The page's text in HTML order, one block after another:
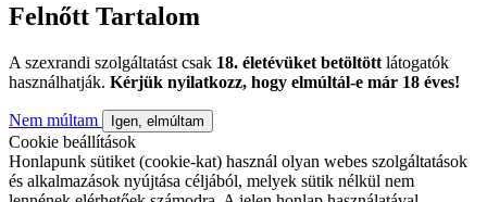
Felnőtt Tartalom
A szexrandi szolgáltatást csak 18. életévüket betöltött látogatók
használhatják. Kérjük nyilatkozz, hogy elmúltál-e már 18 éves!
Nem múltam Igen, elmúltam
Cookie beállítások
Honlapunk sütiket (cookie-kat) használ olyan webes szolgáltatások
és alkalmazások nyújtása céljából, melyek sütik nélkül nem